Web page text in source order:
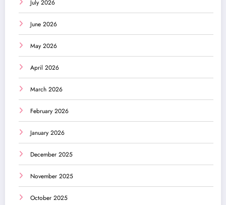
July 2026
June 2026
May 2026
April 2026
March 2026
February 2026
January 2026
December 2025
November 2025
October 2025